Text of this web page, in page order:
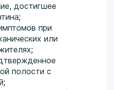
достигшее
при
или
полости с